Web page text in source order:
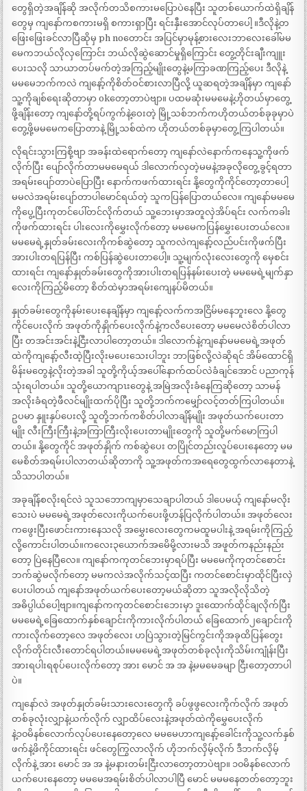
တွေရှိတဲ့အချိန်ဆို အလိုက်တသိစကားမပြောပဲနေပြီး သူတစ်ယောက်ထဲရှိချိန်
တွေမှ ကျနော်ကစကားမရှိ စကားရှာပြီး ရင်းနှီးအောင်လုပ်တာပေါ့ ။ဒီလိုနဲ့တ
ဖြေးဖြေးခင်လာပြီဆိုမှ ph noတောင်း အပြင်မှာမုန့်စားလေးဘာလေးခေါ်မမ
မေကဘယ်လိုလှကြောင်း ဘယ်လိုဆွဲဆောင်မှုရှိကြောင်း တွေ့တိုင်းချီးကျူး
ပေးသလို သာယာတပ်မက်တဲ့အကြည့်မျိုးတွေနဲ့မကြာခဏကြည့်ပေး ဒီလိုနဲ့
မမမေဘက်ကလဲ ကျနော့်ကိုစိတ်ဝင်စားလာပြီလို့ ယူဆရတဲ့အချိန်မှာ ကျနော်
သူ့ကိုချစ်ရေးဆိုတာမှာ okတော့တာပဲဗျာ။ ပထမဆုံးမမမေနဲ့ဟိုတယ်မှာတွေ့
ဖို့ချိန်းတော့ ကျနော်တို့ရပ်ကွက်နဲ့ဝေးတဲ့ မြို့သစ်ဘက်ကဟိုတယ်တစ်ခုခုမှာပဲ
တွေ့ဖို့မမမေကပြောတာနဲ့ မြို့သစ်ထဲက ဟိုတယ်တစ်ခုမှာတွေ့ကြပါတယ်။
လိုရင်းသွားကြစို့ဗျာ အခန်းထဲရောက်တော့ ကျနော်လဲနောက်ကနေသူ့ကိုဖက်
လိုက်ပြီး ပျော်လိုက်တာမမမေရယ် ဒါလောက်လှတဲ့မမနဲ့အခုလိုတွေ့ခွင့်ရတာ
အရမ်းပျော်တာပဲပြောပြီး နောက်ကဖက်ထားရင်း နို့တွေကိုကိုင်တော့တာပေါ့
မမလဲအရမ်းပျော်တာပါမောင်ရယ်တဲ့ သူကပြန်ပြောတယ်လေ။ ကျနော်မမမေ
ကိုပွေ့ပြီးကုတင်ပေါ်တင်လိုက်တယ် သူ့ဘေးမှာအတူလှဲအိပ်ရင်း လက်ကခါး
ကိုဖက်ထားရင်း ပါးလေးကိုမွှေးလိုက်တော့ မမမေကပြန်မွှေးပေးတယ်လေ။
မမမေရဲ့နှုတ်ခမ်းလေးကိုကစ်ဆွဲတော့ သူကလဲကျနော့်လည်ပင်းကိုဖက်ပြီး
အားပါးတရပြန်ပြီး ကစ်ပြန်ဆွဲပေးတာပေါ့။ သူ့မျက်လုံးလေးတွေကို မှေစင်း
ထားရင်း ကျနော်နှုတ်ခမ်းတွေကိုအားပါးတရပြန်နမ်းပေးတဲ့ မမမေရဲ့မျက်နှာ
လေးကိုကြည့်မိတော့ စိတ်ထဲမှာအရမ်းကျေနပ်မိတယ်။
နှုတ်ခမ်းတွေကိုနမ်းပေးနေချိန်မှာ ကျနော့်လက်ကအငြိမ်မနေဘူးလေ နို့တွေ
ကိုင်ပေးလိုက် အဖုတ်ကိုနှိုက်ပေးလိုက်နဲ့ကလိပေးတော့ မမမေလဲစိတ်ပါလာ
ပြီး တအင်းအင်းနဲ့ငြီးလာပါတော့တယ်။ ဒါလောက်နဲ့ကျနော်မမမေရဲ့အဖုတ်
ထဲကိုကျနော့်လီးထဲ့ပြီးလိုးမပေးသေးပါဘူး ဘာဖြစ်လို့လဲဆိုရင် အိမ်ထောင်ရှိ
မိန်းမတွေနဲ့လိုးတဲ့အခါ သူတို့ကိုယ့်အပေါ်နောက်ထပ်လဲခံချင်အောင် ပညာကုန်
သုံးရပါတယ်။ သူတို့ယောကျာၤးတွေနဲ့ အမြဲအလိုးခံနေကြဆိုတော့ သာမန်
အလိုးခံရတဲ့ဖီလင်မျိုးထက်ပိုပြီး သူတို့ဘက်ကမျှော်လင့်တတ်ကြပါတယ်။
ဥပမာ နှူးနှပ်ပေးလို့ သူတို့ဘက်ကစိတ်ပါလာချိန်မျိုး အဖုတ်ယက်ပေးတာ
မျိုး လီးကြီးကြီးနဲ့အကြာကြီးလိုးပေးတာမျိုးတွေကို သူတို့မက်မောကြပါ
တယ်။ နို့တွေကိုင် အဖုတ်နှိုက် ကစ်ဆွဲပေး တပြိုင်တည်းလူပ်ပေးနေတော့ မမ
မေစိတ်အရမ်းပါလာတယ်ဆိုတာကို သူ့အဖုတ်ကအရေတွေထွက်လာနေတာနဲ့
သိသာပါတယ်။
အခုချိန်စလိုးရင်လဲ သူသဘောကျမှာသေချာပါတယ် ဒါပေမယ့် ကျနော်မလိုး
သေးပဲ မမမေရဲ့အဖုတ်လေးကိုယက်ပေးဖို့ဟန်ပြလိုက်ပါတယ်။ အဖုတ်လေး
ကဖွေးပြီးဖောင်းကားနေသလို အမွှေးလေးတွေကမထူမပါးနဲ့ အရမ်းကိုကြည့်
လို့ကောင်းပါတယ်။ကလေး၃ယောက်အမေိမို့လားမသိ အဖူတ်ကနည်းနည်း
တော့ ပြဲနေပြီလေ။ ကျနော်ကကုတင်ဘေးမှာရပ်ပြီး မမမေကိုကုတင်စောင်း
ဘက်ဆွဲမလိုက်တော့ မမကလဲအလိုက်သင့်ထပြီး ကတင်စောင်းမှာထိုင်ပြီးလှဲ
ပေးပါတယ် ကျနော်အဖုတ်ယက်ပေးတော့မယ်ဆိုတာ သူအလိုလိုသိတဲ့
အဓိပ္ပါယ်ပေါ့ဗျာ။ကျနော်ကကုတင်စောင်းဘေးမှာ ဒူးထောက်ထိုင်ချလိုက်ပြီး
မမမေရဲ့ခြေထောက်နှစ်ချောင်းကိုကားလိုက်ပါတယ် ခြေထောက်၂ချောင်းကို
ကားလိုက်တော့လေ အဖုတ်လေး ဟပြဲသွားတဲ့မြင်ကွင်းကိုအခုထိပြန်တွေး
လိုက်တိုင်းလီးတောင်ရပါတယ်။မမမေရဲ့အဖုတ်တစ်ခုလုံးကိုသိမ်းကျုံန်းပြီး
အားရပါးရစုပ်ပေးလိုက်တော့ အား မောင် အ အ နဲ့မမမေခမျာ ငြီးတော့တာပါ
ပဲ။
ကျနော်လဲ အဖုတ်နှုတ်ခမ်းသားလေးတွေကို ခပ်ဖွဖွလေးကိုက်လိုက် အဖုတ်
တစ်ခုလုံးလျှာနဲ့ယက်လိုက် လျှာထိပ်လေးနဲ့အဖုတ်ထဲကိုမွှေပေးလိုက်
နဲ့၁၀မိနစ်လောက်လုပ်ပေးနေတော့လေ မမမေဟာကျနော့်ခေါင်းကိုသူ့လက်နှစ်
ဖက်နဲ့ဖိကိုင်ထားရင်း ဖင်တွေကြွလာလိုက် ဟိုဘက်လှိမ့်လိုက် ဒီဘက်လှိမ့်
လိုက်နဲ့ အား မောင် အ အ နဲ့မနားတမ်းငြီးလာတော့တာပဲဗျာ။ ၁၀မိနစ်လောက်
ယက်ပေးနေတော့ မမမေအရမ်းစိတ်ပါလာပါပြီ မောင် မမမနေတတ်တော့ဘူး